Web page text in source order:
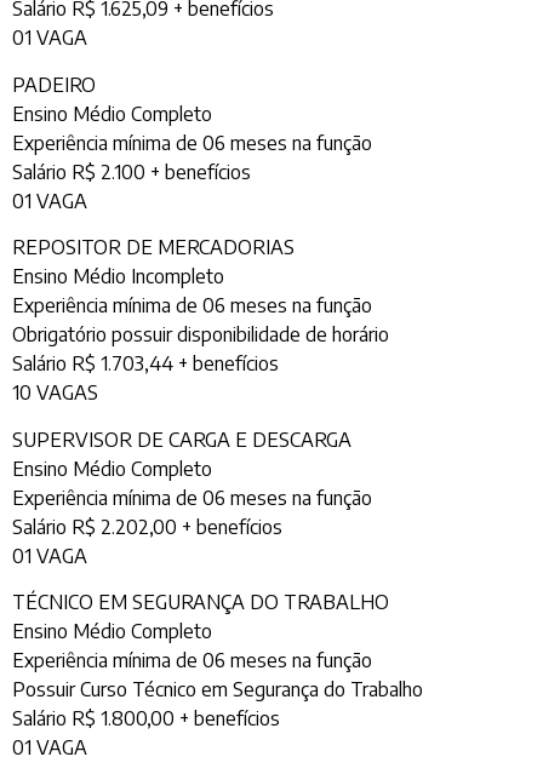
Salário R$ 1.625,09 + benefícios
01 VAGA
PADEIRO
Ensino Médio Completo
Experiência mínima de 06 meses na função
Salário R$ 2.100 + benefícios
01 VAGA
REPOSITOR DE MERCADORIAS
Ensino Médio Incompleto
Experiência mínima de 06 meses na função
Obrigatório possuir disponibilidade de horário
Salário R$ 1.703,44 + benefícios
10 VAGAS
SUPERVISOR DE CARGA E DESCARGA
Ensino Médio Completo
Experiência mínima de 06 meses na função
Salário R$ 2.202,00 + benefícios
01 VAGA
TÉCNICO EM SEGURANÇA DO TRABALHO
Ensino Médio Completo
Experiência mínima de 06 meses na função
Possuir Curso Técnico em Segurança do Trabalho
Salário R$ 1.800,00 + benefícios
01 VAGA